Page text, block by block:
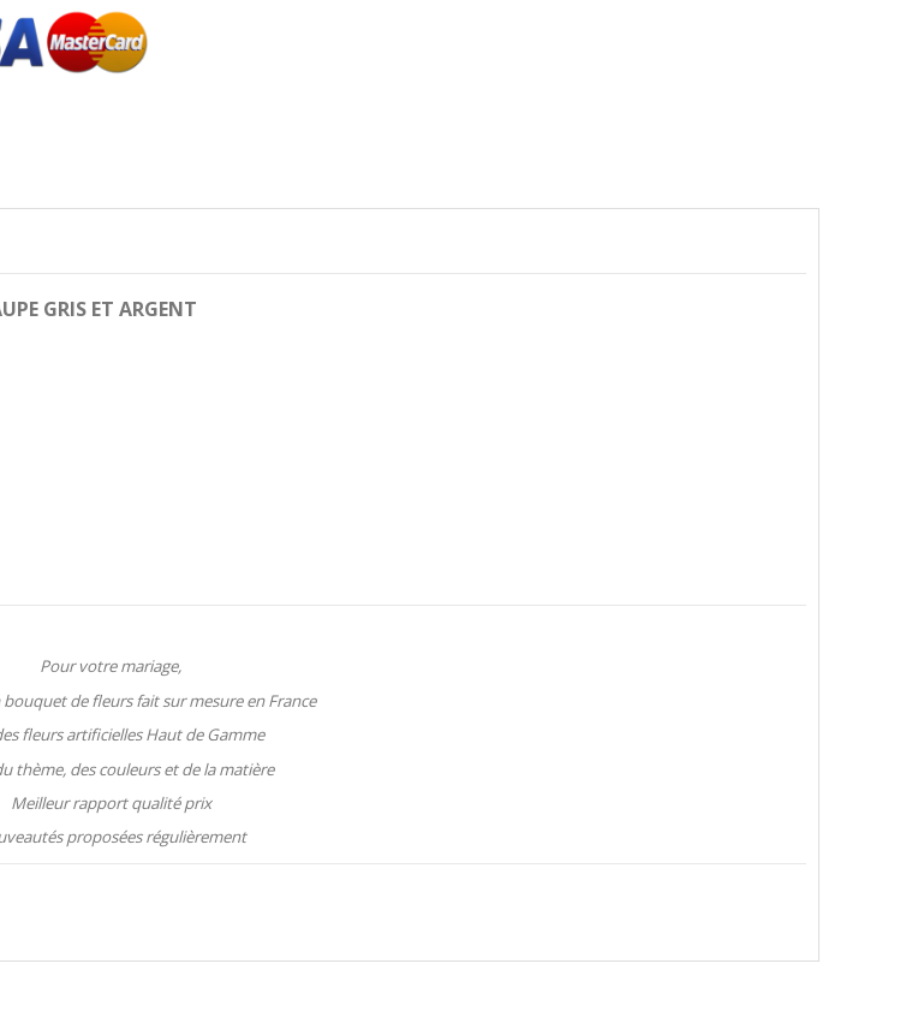
GRIS ET ARGENT
Pour votre mariage,
bouquet de fleurs fait sur mesure en France
fleurs artificielles Haut de Gamme
thème, des couleurs et de la matière
Meilleur rapport qualité prix
proposées régulièrement